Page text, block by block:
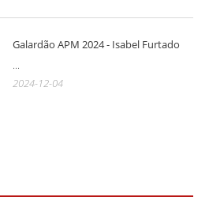
Galardão APM 2024 - Isabel Furtado
...
2024-12-04